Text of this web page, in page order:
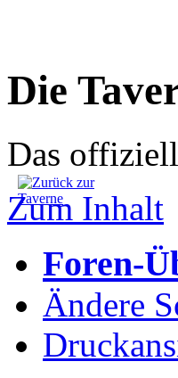
Die
Das
Zum Inhalt
Foren-
Ändere